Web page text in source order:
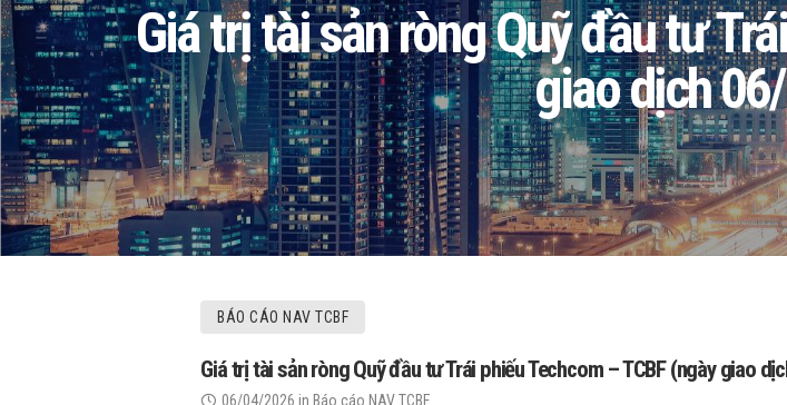
Giá trị tài sản ròng Quỹ đầu tư
giao dịch
BÁO CÁO NAV TCBF
Giá trị tài sản ròng Quỹ đầu tư Trái phiếu Techcom – TCBF (ngày giao
06/04/2026 in Báo cáo NAV TCBF